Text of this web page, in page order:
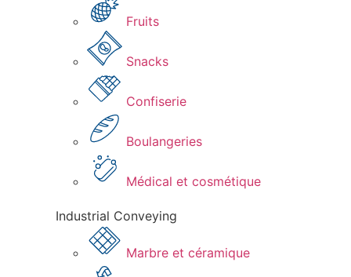
Fruits
Snacks
Confiserie​
Boulangeries​
Médical et cosmétique​
Industrial Conveying
Marbre et céramique​